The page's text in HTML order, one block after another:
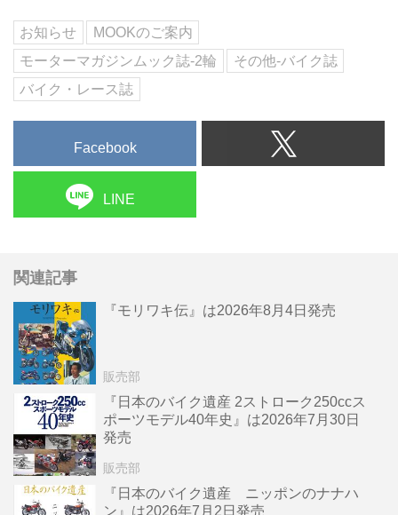
お知らせ
MOOKのご案内
モーターマガジンムック誌-2輪
その他-バイク誌
バイク・レース誌
Facebook
LINE
関連記事
『モリワキ伝』は2026年8月4日発売
販売部
『日本のバイク遺産 2ストローク250ccス
ポーツモデル40年史』は2026年7月30日
発売
販売部
『日本のバイク遺産 ニッポンのナナハ
ン』は2026年7月2日発売